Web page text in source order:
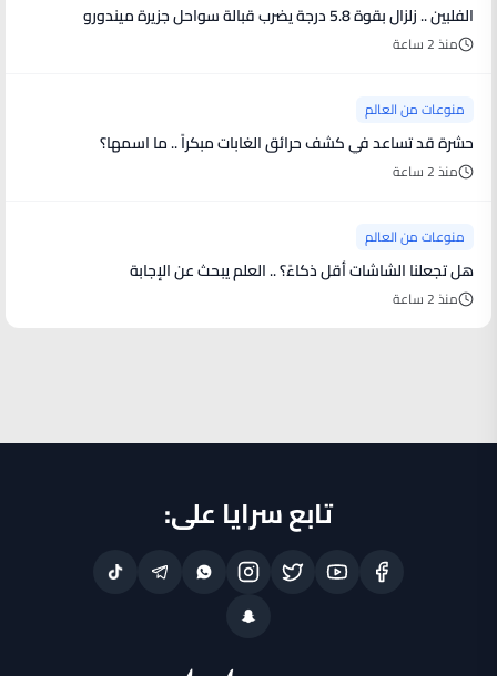
الفلبين .. زلزال بقوة 5.8 درجة يضرب قبالة سواحل جزيرة ميندورو
منذ 2 ساعة
منوعات من العالم
حشرة قد تساعد في كشف حرائق الغابات مبكراً .. ما اسمها؟
منذ 2 ساعة
منوعات من العالم
هل تجعلنا الشاشات أقل ذكاءً؟ .. العلم يبحث عن الإجابة
منذ 2 ساعة
تابع سرايا على: